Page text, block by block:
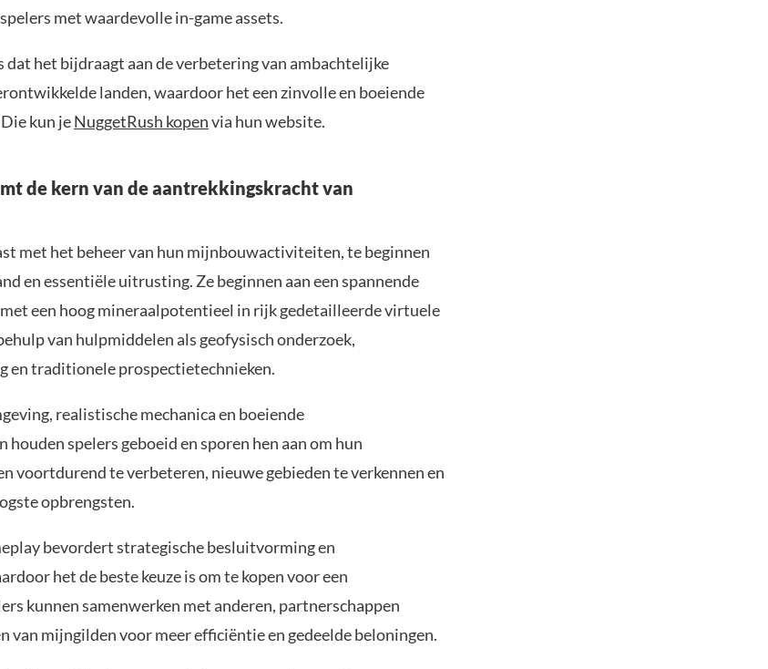
met waardevolle in-game assets.
dat het bijdraagt aan de verbetering van ambachtelijke
landen, waardoor het een zinvolle en boeiende
kun jeNuggetRush kopenvia hun website.
de kern van de aantrekkingskracht van
met het beheer van hun mijnbouwactiviteiten, te beginnen
en essentiële uitrusting. Ze beginnen aan een spannende
een hoog mineraalpotentieel in rijk gedetailleerde virtuele
van hulpmiddelen als geofysisch onderzoek,
en traditionele prospectietechnieken.
realistische mechanica en boeiende
houden spelers geboeid en sporen hen aan om hun
voortdurend te verbeteren, nieuwe gebieden te verkennen en
opbrengsten.
bevordert strategische besluitvorming en
het de beste keuze is om te kopen voor een
kunnen samenwerken met anderen, partnerschappen
van mijngilden voor meer efficiëntie en gedeelde beloningen.